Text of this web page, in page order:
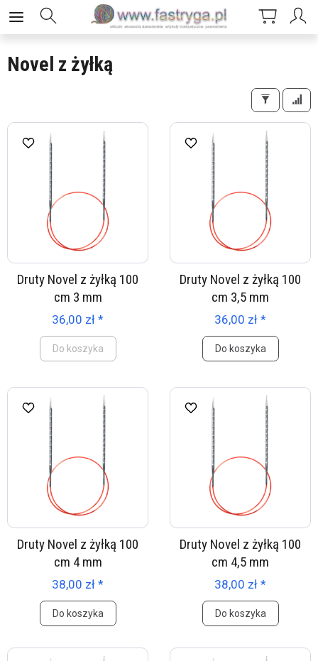
Novel z żyłką
Druty Novel z żyłką 100
cm 3 mm
36,00 zł *
Do koszyka
Druty Novel z żyłką 100
cm 3,5 mm
36,00 zł *
Do koszyka
Druty Novel z żyłką 100
cm 4 mm
38,00 zł *
Do koszyka
Druty Novel z żyłką 100
cm 4,5 mm
38,00 zł *
Do koszyka